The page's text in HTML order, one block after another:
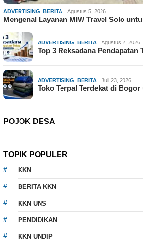
ADVERTISING BERITA Agustus 5, 2026
Mengenal Layanan MIW Travel Solo
ADVERTISING BERITA Agustus 2, 2026
Top 3 Reksadana Pendapatan
ADVERTISING BERITA Juli 23, 2026
Toko Terpal Terdekat di
POJOK DESA
TOPIK POPULER
KKN
BERITA KKN
KKN UNS
PENDIDIKAN
KKN UNDIP